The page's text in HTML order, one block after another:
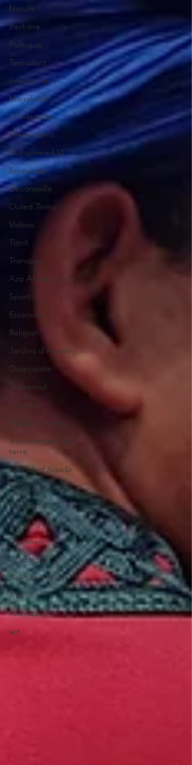
Nature
Berbère
Politique
Taroudant
International
Marrakech
Alimentation
Evénements
Mohammed VI
Economie
Déconseillé
Ouled Teima
Vidéos
Tiznit
Transport
Aziz Akhannouch
Sport
Essaouira
Religion
Jardins d'Agadir
Ouarzazate
Taghazout
Tafraout
Hubert Lyautey
Tremblement de
terre
Kasbah d'Agadir
Médina d'Agadir
Danialand
Jebel Ighoud
Guelmim
Atlantique
Sidi Boumoussa
Atlas
Animaux
act